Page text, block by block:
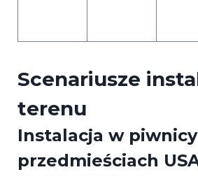
Scenariusze
terenu
Instalacja w
przedmieściach